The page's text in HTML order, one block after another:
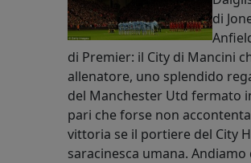
di
di Premier: il City di Mancini
allenatore, uno splendido
del Manchester Utd fermato
pari che forse non
vittoria se il portiere del City
saracinesca umana.